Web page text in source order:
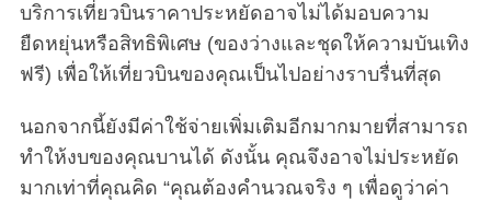
บริการเที่ยวบินราคาประหยัดอาจไม่ได้มอบความ
ยืดหยุ่นหรือสิทธิพิเศษ (ของว่างและชุดให้ความบันเทิง
ฟรี) เพื่อให้เที่ยวบินของคุณเป็นไปอย่างราบรื่นที่สุด
นอกจากนี้ยังมีค่าใช้จ่ายเพิ่มเติมอีกมากมายที่สามารถ
ทำให้งบของคุณบานได้ ดังนั้น คุณจึงอาจไม่ประหยัด
มากเท่าที่คุณคิด “คุณต้องคำนวณจริง ๆ เพื่อดูว่าค่า